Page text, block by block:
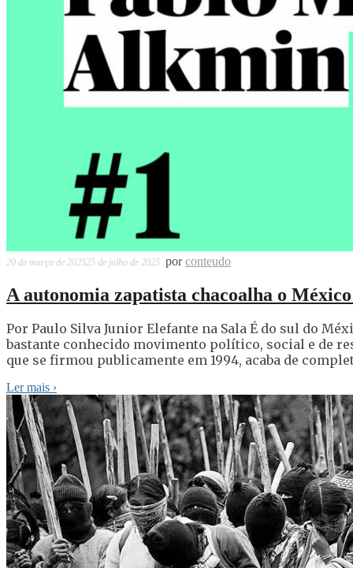
20 de março de 202525 de julho de 2025 porconteudo
A autonomia zapatista chacoalha o
Por Paulo Silva Junior Elefante na Sala É do sul do
bastante conhecido movimento político, social e de
que se firmou publicamente em 1994, acaba de
Ler mais ›